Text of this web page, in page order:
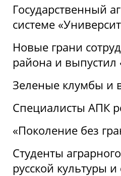
Государственный
системе
Новые грани
района и выпустил
Зеленые клумбы и
Специалисты АПК
«Поколение без
Студенты
русской культуры и